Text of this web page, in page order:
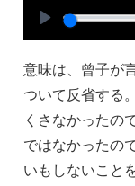
P
l
意味は、曾子が
ついて反省する
くさなかったの
ではなかったの
いもしないこと